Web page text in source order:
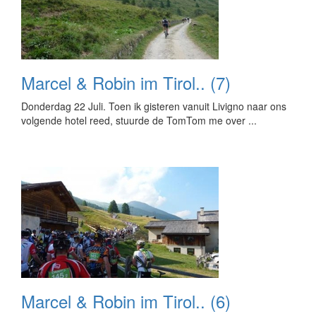
Marcel & Robin im Tirol.. (7)
Donderdag 22 Juli. Toen ik gisteren vanuit Livigno naar ons
volgende hotel reed, stuurde de TomTom me over ...
Marcel & Robin im Tirol.. (6)